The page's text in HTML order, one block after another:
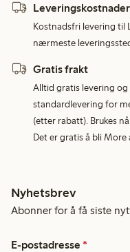
Leveringskostnader
Kostnadsfri levering til
nærmeste
Gratis frakt
Alltid gratis levering
standardlevering for
(etter rabatt). Brukes
Det er gratis å bli
Nyhetsbrev
Abonner for å få siste
E-postadresse *